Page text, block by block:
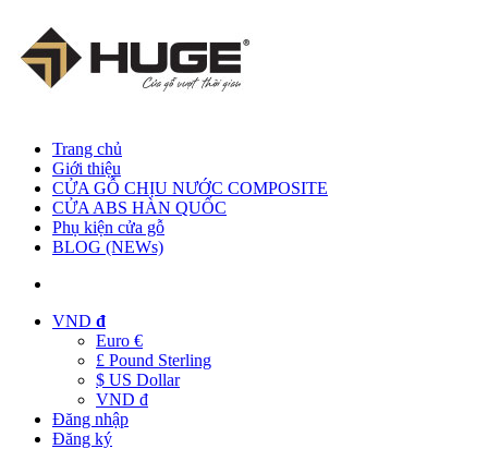
Trang chủ
Giới thiệu
CỬA GỖ CHỊU NƯỚC COMPOSITE
CỬA ABS HÀN QUỐC
Phụ kiện cửa gỗ
BLOG (NEWs)
VND đ
Euro €
£ Pound Sterling
$ US Dollar
VND đ
Đăng nhập
Đăng ký